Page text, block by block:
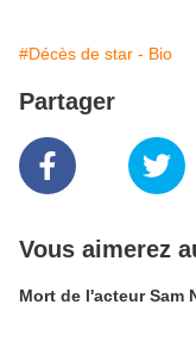
#Décès de star - Bio
Partager
Vous aimerez
Mort de l'acteur Sam